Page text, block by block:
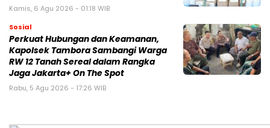
Kamis, 6 Agu 2026 - 01:18 WIB
Sosial
Perkuat Hubungan dan Keamanan,
Kapolsek Tambora Sambangi Warga
RW 12 Tanah Sereal dalam Rangka
Jaga Jakarta+ On The Spot
Rabu, 5 Agu 2026 - 17:26 WIB